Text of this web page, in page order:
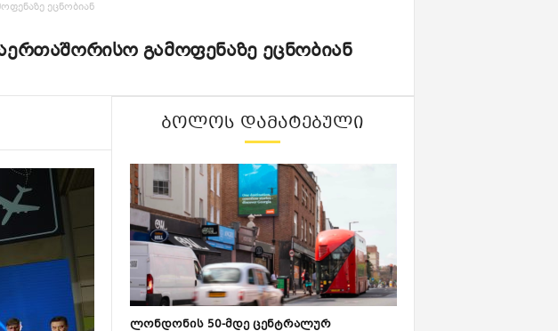
ეცნობიან
გამოფენაზე ეცნობიან
ᲑᲝᲚᲝᲡ ᲓᲐᲛᲐᲢᲔᲑᲣᲚᲘ
ლონდონის 50-მდე ცენტრალურ